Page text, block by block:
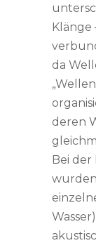
Klänge
da
deren
Bei der
wurden